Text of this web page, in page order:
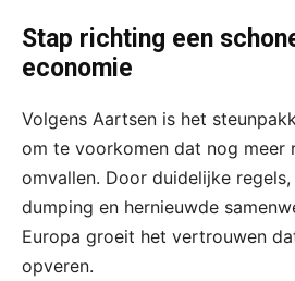
Stap richting een
economie
Volgens Aartsen is het
om te voorkomen dat nog meer
omvallen. Door duidelijke
dumping en hernieuwde
Europa groeit het vertrouwen
opveren.